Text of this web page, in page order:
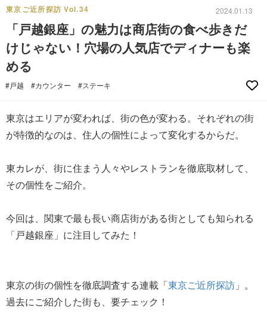
東京ご近所探訪 Vol.34 2024.01.13
「戸越銀座」の魅力は商店街の食べ歩きだ
けじゃない！穴場の人気店でディナーも楽
める
#戸越 #カウンター #ステーキ
東京はエリアが変われば、街の色が変わる。それぞれの街
が特徴的なのは、住人の個性によって変化するからだ。
東カレが、街に住まう人々やレストランを徹底取材して、
その個性をご紹介。
今回は、関東で最も長い商店街がある街としても知られる
「戸越銀座」に注目してみた！
東京の街の個性を徹底調査する連載「東京ご近所探訪 」。
過去にご紹介した街も、要チェック！